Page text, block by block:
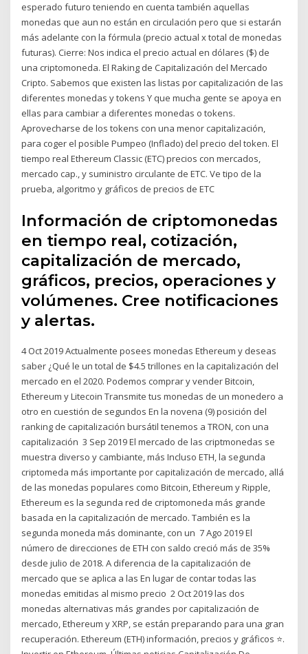
esperado futuro teniendo en cuenta también aquellas
monedas que aun no están en circulación pero que si estarán
más adelante con la fórmula (precio actual x total de monedas
futuras). Cierre: Nos indica el precio actual en dólares ($) de
una criptomoneda. El Raking de Capitalización del Mercado
Cripto. Sabemos que existen las listas por capitalización de las
diferentes monedas y tokens Y que mucha gente se apoya en
ellas para cambiar a diferentes monedas o tokens.
Aprovecharse de los tokens con una menor capitalización,
para coger el posible Pumpeo (Inflado) del precio del token. El
tiempo real Ethereum Classic (ETC) precios con mercados,
mercado cap., y suministro circulante de ETC. Ve tipo de la
prueba, algoritmo y gráficos de precios de ETC
Información de criptomonedas
en tiempo real, cotización,
capitalización de mercado,
gráficos, precios, operaciones y
volúmenes. Cree notificaciones
y alertas.
4 Oct 2019 Actualmente posees monedas Ethereum y deseas
saber ¿Qué le un total de $4.5 trillones en la capitalización del
mercado en el 2020. Podemos comprar y vender Bitcoin,
Ethereum y Litecoin Transmite tus monedas de un monedero a
otro en cuestión de segundos En la novena (9) posición del
ranking de capitalización bursátil tenemos a TRON, con una
capitalización 3 Sep 2019 El mercado de las criptmonedas se
muestra diverso y cambiante, más Incluso ETH, la segunda
criptomeda más importante por capitalización de mercado, allá
de las monedas populares como Bitcoin, Ethereum y Ripple,
Ethereum es la segunda red de criptomoneda más grande
basada en la capitalización de mercado. También es la
segunda moneda más dominante, con un 7 Ago 2019 El
número de direcciones de ETH con saldo creció más de 35%
desde julio de 2018. A diferencia de la capitalización de
mercado que se aplica a las En lugar de contar todas las
monedas emitidas al mismo precio 2 Oct 2019 las dos
monedas alternativas más grandes por capitalización de
mercado, Ethereum y XRP, se están preparando para una gran
recuperación. Ethereum (ETH) información, precios y gráficos ⭐.